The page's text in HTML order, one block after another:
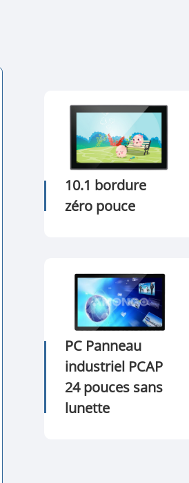
10.1 bordure
zéro pouce
PC Panneau
industriel PCAP
24 pouces sans
lunette